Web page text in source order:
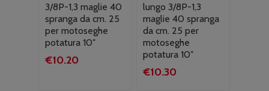
3/8P-1,3 maglie 40
spranga da cm. 25
per motoseghe
potatura 10″
€10.20
lungo 3/8P-1,3
maglie 40 spranga
da cm. 25 per
motoseghe
potatura 10″
€10.30